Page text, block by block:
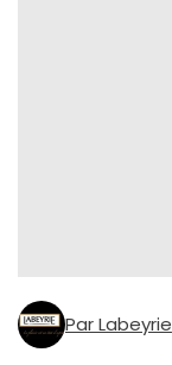
Par Labeyrie